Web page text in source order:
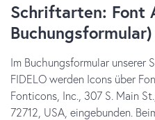
Schriftarten: Font
Buchungsformular)
Im Buchungsformular unserer
FIDELO werden Icons über
Fonticons, Inc., 307 S. Main
72712, USA, eingebunden.